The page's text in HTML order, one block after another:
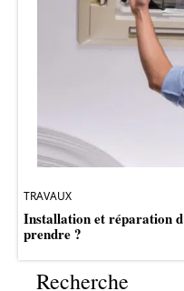
TRAVAUX
Installation et réparation
prendre ?
Recherche